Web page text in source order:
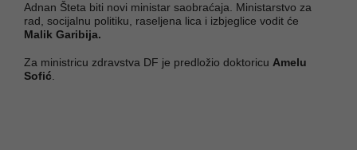
Adnan Šteta biti novi ministar saobraćaja. Ministarstvo za
rad, socijalnu politiku, raseljena lica i izbjeglice vodit će
Malik Garibija.
Za ministricu zdravstva DF je predložio doktoricu Amelu
Sofić